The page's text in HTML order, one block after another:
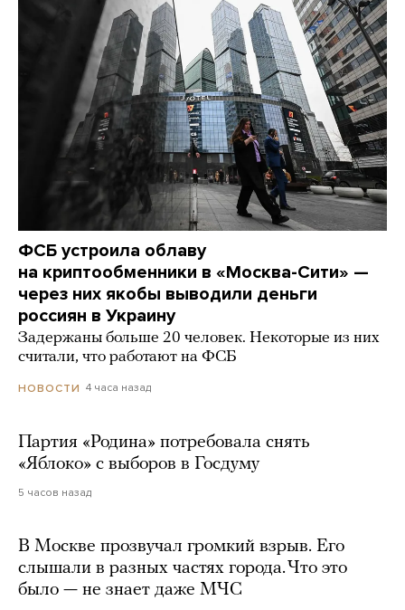
ФСБ устроила облаву
на криптообменники в «Москва-Сити» —
через них якобы выводили деньги
россиян в Украину
Задержаны больше 20 человек. Некоторые из них
считали, что работают на ФСБ
НОВОСТИ 4 часа назад
Партия «Родина» потребовала снять
«Яблоко» с выборов в Госдуму
5 часов назад
В Москве прозвучал громкий взрыв. Его
слышали в разных частях города. Что это
было — не знает даже МЧС